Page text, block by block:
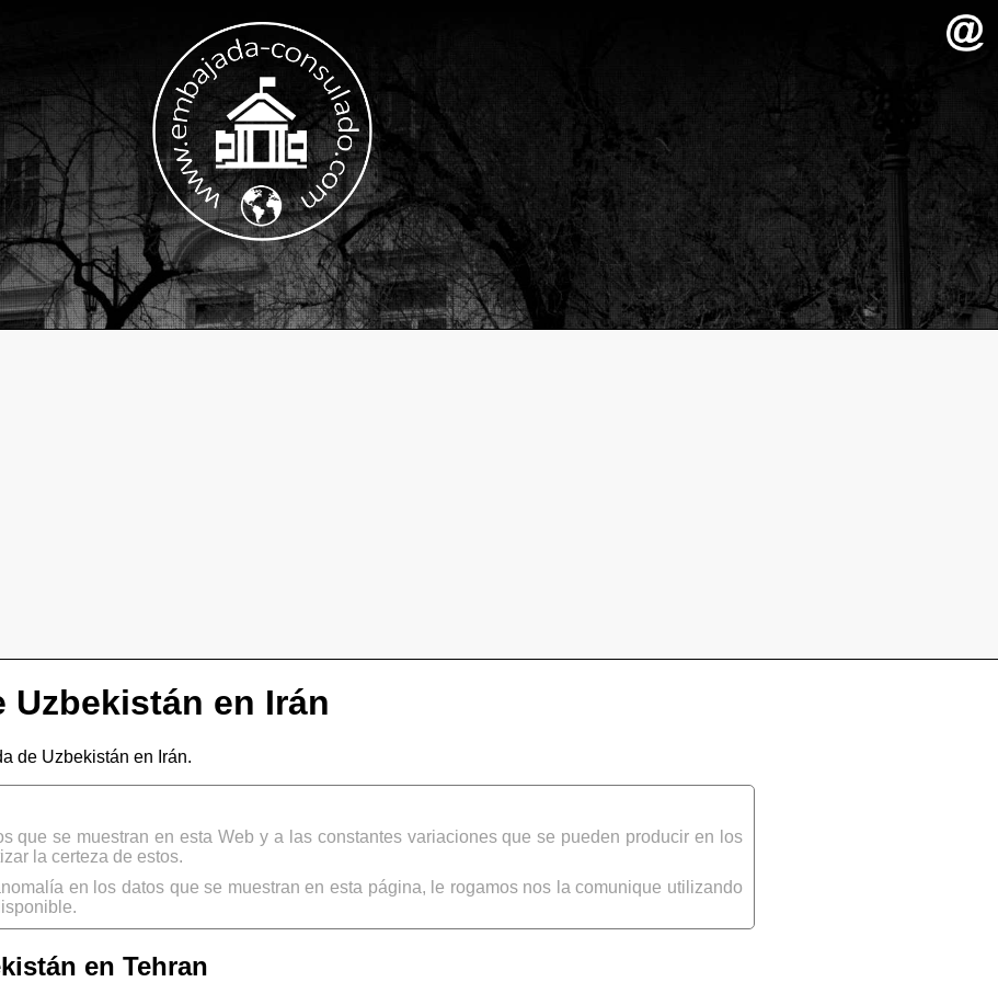
Uzbekistán en Irán
de Uzbekistán en Irán.
que se muestran en esta Web y a las constantes variaciones que se pueden producir en los
la certeza de estos.
en los datos que se muestran en esta página, le rogamos nos la comunique utilizando
en Tehran